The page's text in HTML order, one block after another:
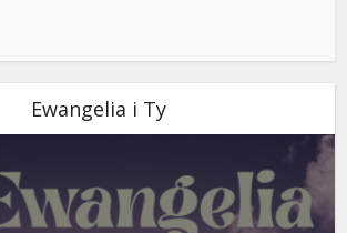
Ewangelia i Ty